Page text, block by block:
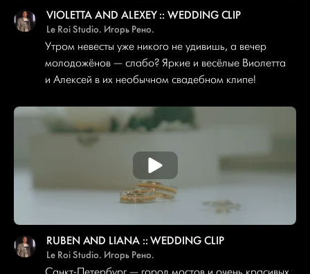
VIOLETTA AND ALEXEY :: WEDDING CLIP
Le Roi Studio. Игорь Рено.
Утром невесты уже никого не удивишь, а вечер
молодожёнов — слабо? Яркие и весёлые Виолетта
и Алексей в их необычном свадебном клипе!
RUBEN AND LIANA :: WEDDING CLIP
Le Roi Studio. Игорь Рено.